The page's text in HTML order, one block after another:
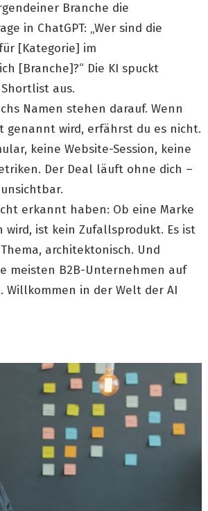
Branche die
in ChatGPT: „Wer sind die
[Kategorie] im
[Branche]?“ Die KI spuckt
aus.
Namen stehen darauf. Wenn
genannt wird, erfährst du es nicht.
keine Website-Session, keine
Der Deal läuft ohne dich –
erkannt haben: Ob eine Marke
wird, ist kein Zufallsprodukt. Es ist
architektonisch. Und
meisten B2B-Unternehmen auf
Willkommen in der Welt der AI